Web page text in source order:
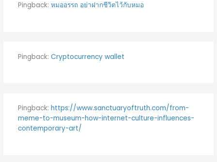
Pingback: หมออรรถ อย่าฝากชีวิตไว้กับหมอ
Pingback: Cryptocurrency wallet
Pingback: https://www.sanctuaryoftruth.com/from-
meme-to-museum-how-internet-culture-influences-
contemporary-art/